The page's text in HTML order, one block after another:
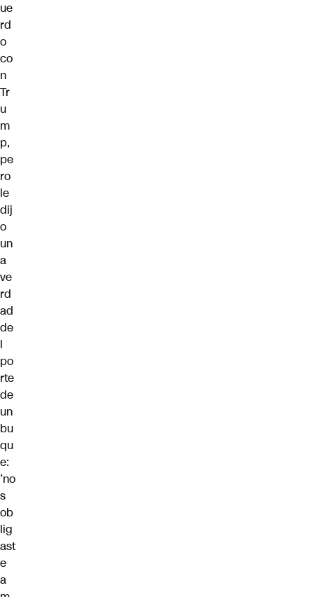
ue
rd
o
co
n
Tr
u
m
p,
pe
ro
le
dij
o
un
a
ve
rd
ad
de
l
po
rte
de
un
bu
qu
e:
‘no
s
ob
lig
ast
e
a